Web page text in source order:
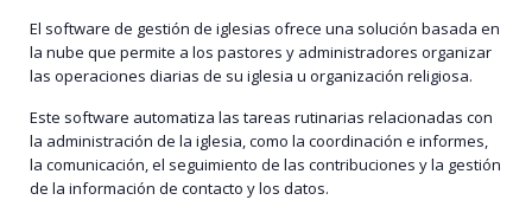
El software de gestión de iglesias ofrece una solución basada en
la nube que permite a los pastores y administradores organizar
las operaciones diarias de su iglesia u organización religiosa.
Este software automatiza las tareas rutinarias relacionadas con
la administración de la iglesia, como la coordinación e informes,
la comunicación, el seguimiento de las contribuciones y la gestión
de la información de contacto y los datos.